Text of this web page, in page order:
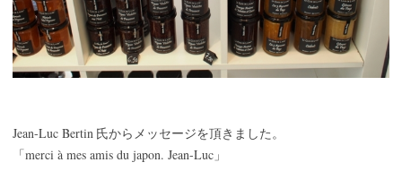
Jean-Luc Bertin 氏からメッセージを頂きました。
「merci à mes amis du japon. Jean-Luc」